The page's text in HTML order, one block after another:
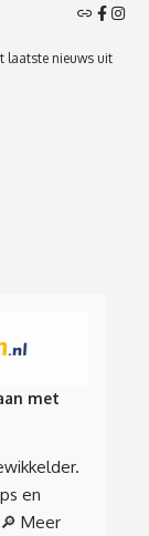
laatste nieuws uit
met
en
🔎 Meer